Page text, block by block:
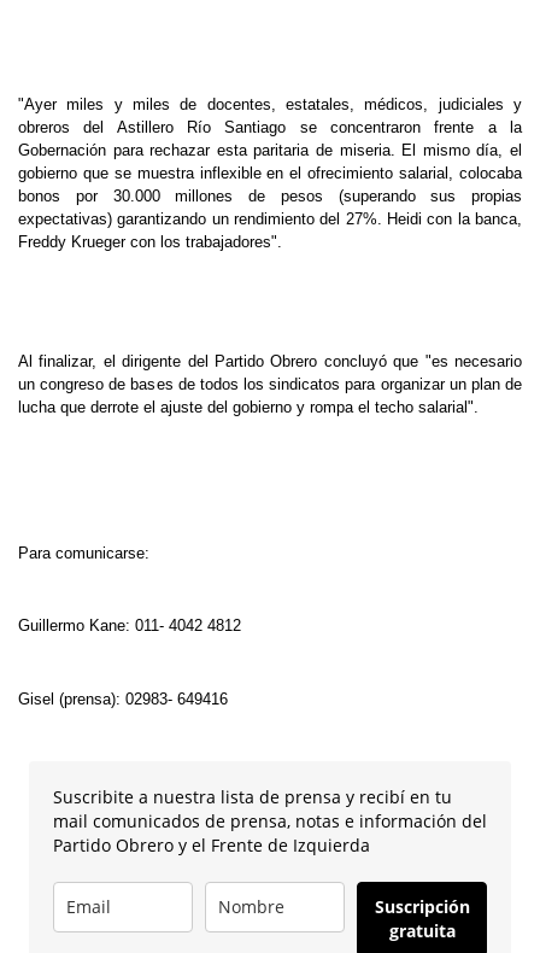
"Ayer miles y miles de docentes, estatales, médicos, judiciales y
obreros del Astillero Río Santiago se concentraron frente a la
Gobernación para rechazar esta paritaria de miseria. El mismo día, el
gobierno que se muestra inflexible en el ofrecimiento salarial, colocaba
bonos por 30.000 millones de pesos (superando sus propias
expectativas) garantizando un rendimiento del 27%. Heidi con la banca,
Freddy Krueger con los trabajadores".
Al finalizar, el dirigente del Partido Obrero concluyó que "es necesario
un congreso de bases de todos los sindicatos para organizar un plan de
lucha que derrote el ajuste del gobierno y rompa el techo salarial".
Para comunicarse:
Guillermo Kane: 011- 4042 4812
Gisel (prensa): 02983- 649416
Suscribite a nuestra lista de prensa y recibí en tu
mail comunicados de prensa, notas e información del
Partido Obrero y el Frente de Izquierda
Suscripción
gratuita